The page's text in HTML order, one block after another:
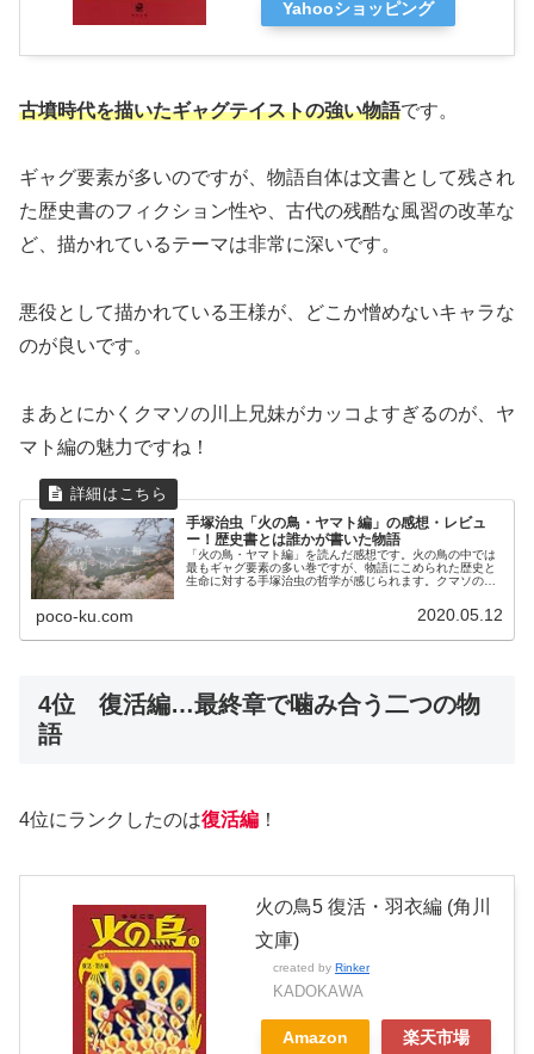
Yahooショッピング
古墳時代を描いたギャグテイストの強い物語です。
ギャグ要素が多いのですが、物語自体は文書として残され
た歴史書のフィクション性や、古代の残酷な風習の改革な
ど、描かれているテーマは非常に深いです。
悪役として描かれている王様が、どこか憎めないキャラな
のが良いです。
まあとにかくクマソの川上兄妹がカッコよすぎるのが、ヤ
マト編の魅力ですね！
手塚治虫「火の鳥・ヤマト編」の感想・レビュ
ー！歴史書とは誰かが書いた物語
「火の鳥・ヤマト編」を読んだ感想です。火の鳥の中では
最もギャグ要素の多い巻ですが、物語にこめられた歴史と
生命に対する手塚治虫の哲学が感じられます。クマソの川
poco-ku.com 2020.05.12
4位 復活編…最終章で噛み合う二つの物
語
4位にランクしたのは復活編 ！
火の鳥5 復活・羽衣編 (角川
文庫)
created by Rinker
KADOKAWA
Amazon 楽天市場